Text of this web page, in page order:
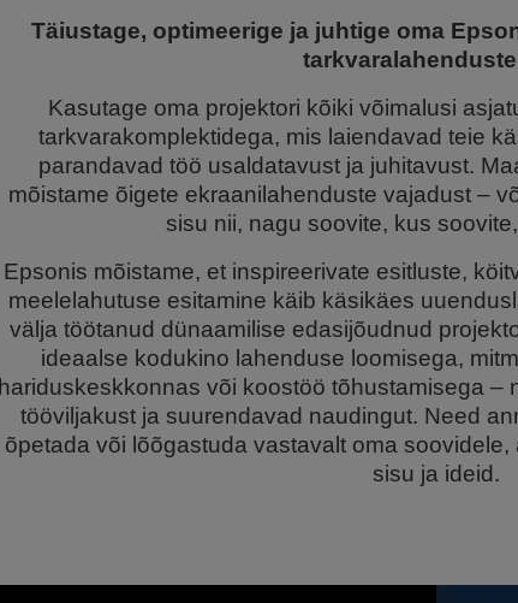
Täiustage, optimeerige ja juhtige oma
Kasutage oma projektori kõiki võimalusi
tarkvarakomplektidega, mis laiendavad teie
parandavad töö usaldatavust ja juhitavust.
mõistame õigete ekraanilahenduste vajadust –
sisu nii, nagu soovite, kus
Epsonis mõistame, et inspireerivate esitluste,
meelelahutuse esitamine käib käsikäes
välja töötanud dünaamilise edasijõudnud
ideaalse kodukino lahenduse loomisega,
hariduskeskkonnas või koostöö tõhustamisega –
tööviljakust ja suurendavad naudingut. Need
õpetada või lõõgastuda vastavalt oma
sisu ja ideid.